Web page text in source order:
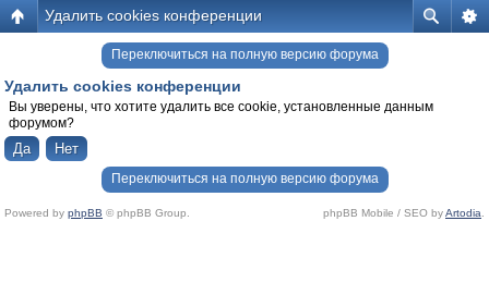
Удалить cookies конференции
Переключиться на полную версию форума
Удалить cookies конференции
Вы уверены, что хотите удалить все cookie, установленные данным
форумом?
Переключиться на полную версию форума
Powered by phpBB © phpBB Group. phpBB Mobile / SEO byArtodia